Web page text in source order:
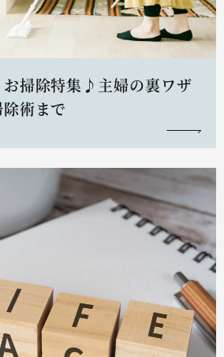
お掃除特集♪主婦の裏ワザ
術まで